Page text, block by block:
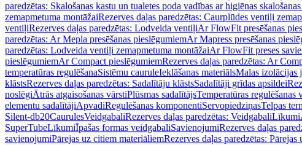
paredzētas: Skalošanas kastu un tualetes poda vadības ar higiēnas
zemapmetuma montāžaiRezerves daļas paredzētas: Caurplūdes ventiļi
ventiļiRezerves daļas paredzētas: Lodveida ventiļiAr FlowFit presēšanas
paredzētas: Ar Mepla presēšanas pieslēgumiemAr Mapress presēšanas
paredzētas: Lodveida ventiļi zemapmetuma montāžaiAr FlowFit preses
pieslēgumiemAr Compact pieslēgumiemRezerves daļas paredzētas: Ar
temperatūras regulēšanaSistēmu cauruleIeklāšanas materiālsMalas izolācijas
klāstsRezerves daļas paredzētas: Sadalītāju klāstsSadalītāji grīdas apsildei
noslēgiĀtrās atgaisošanas vārstiPlūsmas sadalītājsTemperatūras regulēšanas
elementu sadalītājiApvadiRegulēšanas komponentiServopiedziņasTelpas
Silent-db20CaurulesVeidgabaliRezerves daļas paredzētas: VeidgabaliLīkumi
SuperTubeLīkumiĪpašas formas veidgabaliSavienojumiRezerves daļas
savienojumiPārejas uz citiem materiāliemRezerves daļas paredzētas: